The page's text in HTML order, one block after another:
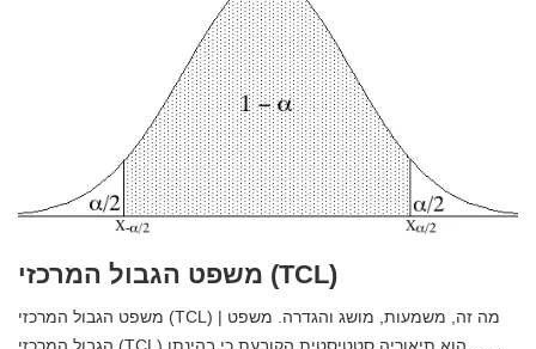
משפט הגבול המרכזי (TCL)
משפט הגבול המרכזי (TCL) | מה זה, משמעות, מושג והגדרה. משפט